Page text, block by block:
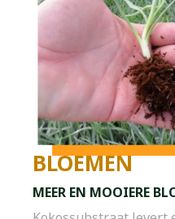
BLOEMEN
MEER EN MOOIERE